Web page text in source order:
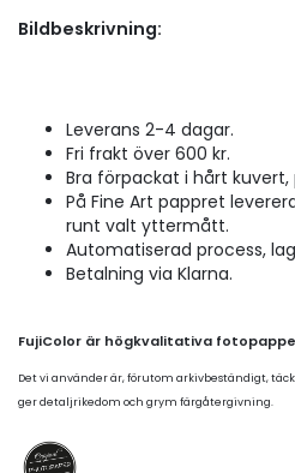
Bildbeskrivning:
Leverans 2-4 dagar.
Fri frakt över 600 kr.
Bra förpackat i hårt kuvert,
På Fine Art pappret
runt valt yttermått.
Automatiserad process,
Betalning via Klarna.
FujiColor är högkvalitativa
Det vi använder är, förutom arkivbeständigt,
ger detaljrikedom och grym färgåtergivning.